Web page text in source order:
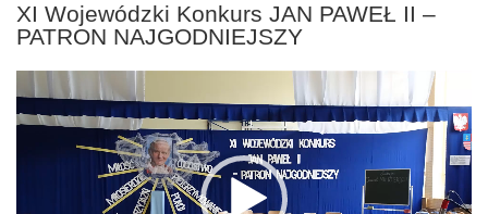
XI Wojewódzki Konkurs JAN PAWEŁ II –
PATRON NAJGODNIEJSZY
Odtwarzacz
video